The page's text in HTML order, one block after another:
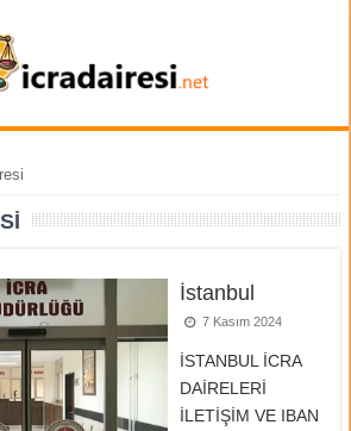
İstanbul
7 Kasım 2024
İSTANBUL İCRA
DAİRELERİ
İLETİŞİM VE IBAN